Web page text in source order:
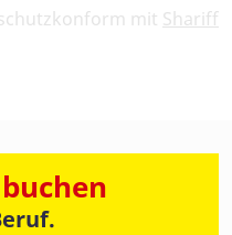
mit Shariff